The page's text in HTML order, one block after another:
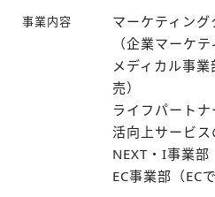
事業内容
マーケティン
（企業マーケ
メディカル事
売）
ライフパート
活向上サービス
NEXT・I事業部
EC事業部（EC